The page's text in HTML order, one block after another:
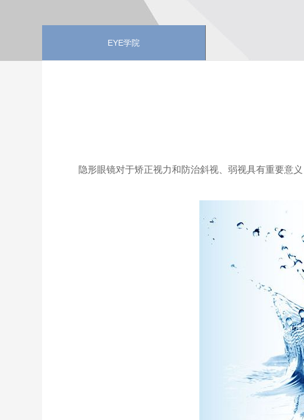
EYE学院
隐形眼镜对于矫正视力和防治斜视、弱视具有重要意